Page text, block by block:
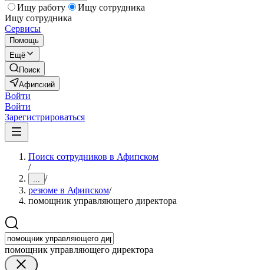
Ищу работу
Ищу сотрудника
Ищу сотрудника
Сервисы
Помощь
Ещё
Поиск
Афипский
Войти
Войти
Зарегистрироваться
Поиск сотрудников в Афипском
/
... /
резюме в Афипском/
помощник управляющего директора
помощник управляющего директора